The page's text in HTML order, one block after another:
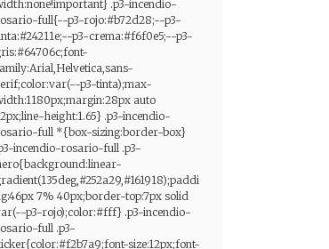
.p3-incendio-
full{--p3-rojo:#b72d28;--p3-
p3-crema:#f6f0e5;--p3-
p3-tinta);max-
auto
height:1.65} .p3-incendio-
full *{box-sizing:border-box}
incendio-rosario-full .p3-
7% 40px;border-top:7px solid
p3-rojo);color:#fff} .p3-incendio-
full .p3-
size:12px;font-